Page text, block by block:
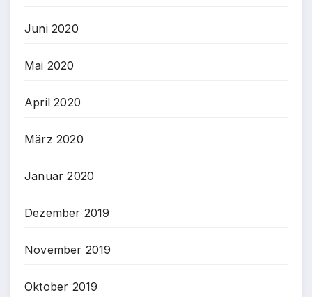
Juni 2020
Mai 2020
April 2020
März 2020
Januar 2020
Dezember 2019
November 2019
Oktober 2019